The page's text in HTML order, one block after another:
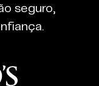
seguro,